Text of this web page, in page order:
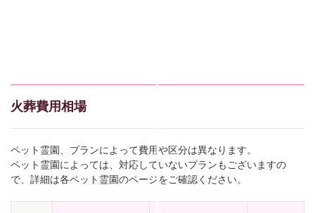
火葬費用相場
ペット霊園、プランによって費用や区分は異なります。
ペット霊園によっては、対応していないプランもございますの
で、詳細は各ペット霊園のページをご確認ください。